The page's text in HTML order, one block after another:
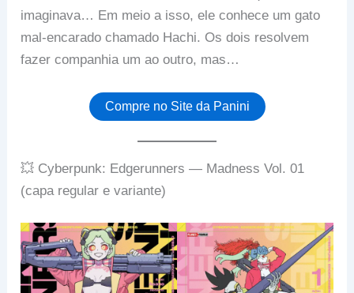
imaginava… Em meio a isso, ele conhece um gato
mal-encarado chamado Hachi. Os dois resolvem
fazer companhia um ao outro, mas…
Compre no Site da Panini
💥 Cyberpunk: Edgerunners — Madness Vol. 01
(capa regular e variante)